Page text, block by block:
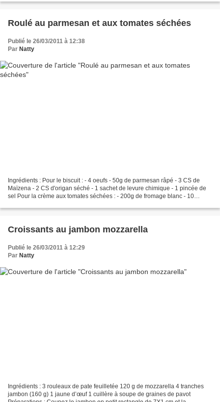
Roulé au parmesan et aux tomates séchées
Publié le 26/03/2011 à 12:38
Par Natty
Ingrédients : Pour le biscuit : - 4 oeufs - 50g de parmesan râpé - 3 CS de
Maïzena - 2 CS d'origan séché - 1 sachet de levure chimique - 1 pincée de
sel Pour la crème aux tomates séchées : - 200g de fromage blanc - 10
Croissants au jambon mozzarella
Publié le 26/03/2011 à 12:29
Par Natty
Ingrédients : 3 rouleaux de pate feuilletée 120 g de mozzarella 4 tranches
jambon (160 g) 1 jaune d’œuf 1 cuillère à soupe de graines de pavot